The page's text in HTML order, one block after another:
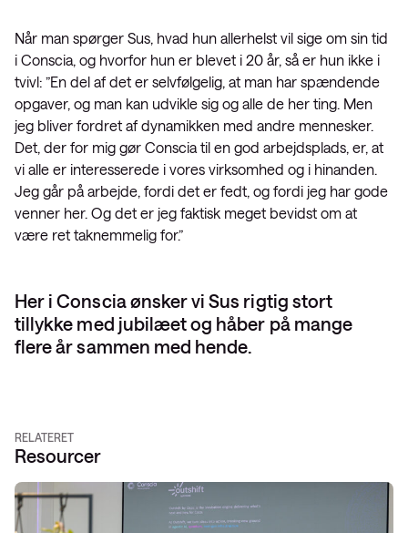
Når man spørger Sus, hvad hun allerhelst vil sige om sin tid
i Conscia, og hvorfor hun er blevet i 20 år, så er hun ikke i
tvivl: ”En del af det er selvfølgelig, at man har spændende
opgaver, og man kan udvikle sig og alle de her ting. Men
jeg bliver fordret af dynamikken med andre mennesker.
Det, der for mig gør Conscia til en god arbejdsplads, er, at
vi alle er interesserede i vores virksomhed og i hinanden.
Jeg går på arbejde, fordi det er fedt, og fordi jeg har gode
venner her. Og det er jeg faktisk meget bevidst om at
være ret taknemmelig for.”
Her i Conscia ønsker vi Sus rigtig stort
tillykke med jubilæet og håber på mange
flere år sammen med hende.
RELATERET
Resourcer